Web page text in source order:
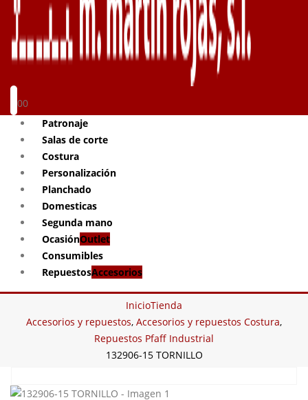
00
Patronaje
Salas de corte
Costura
Personalización
Planchado
Domesticas
Segunda mano
OcasiónOutlet
Consumibles
RepuestosAccesorios
InicioTienda
Accesorios y repuestos, Accesorios y repuestos Costura,
Repuestos Pfaff Industrial
132906-15 TORNILLO